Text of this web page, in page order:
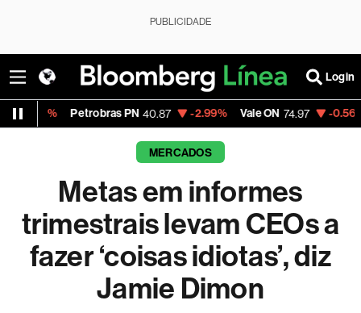
PUBLICIDADE
Login
Petrobras PN 40.87 -2.99% Vale ON 74.97 -0.56% Itaú PN
MERCADOS
Metas em informes
trimestrais levam CEOs a
fazer ‘coisas idiotas’, diz
Jamie Dimon